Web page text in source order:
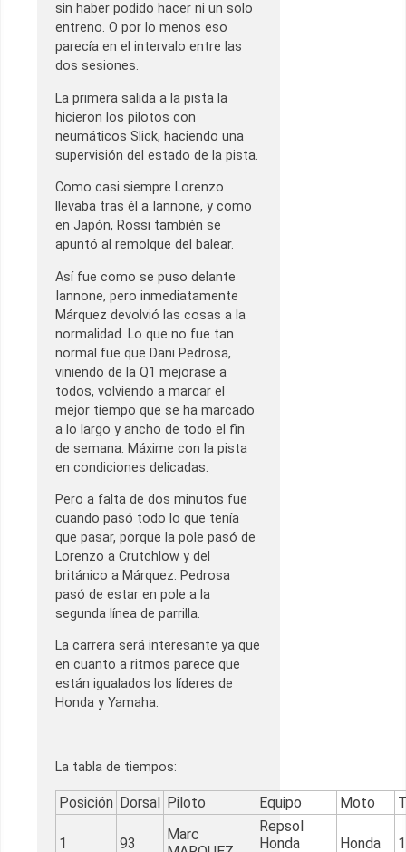
sin haber podido hacer ni un solo
entreno. O por lo menos eso
parecía en el intervalo entre las
dos sesiones.
La primera salida a la pista la
hicieron los pilotos con
neumáticos Slick, haciendo una
supervisión del estado de la pista.
Como casi siempre Lorenzo
llevaba tras él a Iannone, y como
en Japón, Rossi también se
apuntó al remolque del balear.
Así fue como se puso delante
Iannone, pero inmediatamente
Márquez devolvió las cosas a la
normalidad. Lo que no fue tan
normal fue que Dani Pedrosa,
viniendo de la Q1 mejorase a
todos, volviendo a marcar el
mejor tiempo que se ha marcado
a lo largo y ancho de todo el fin
de semana. Máxime con la pista
en condiciones delicadas.
Pero a falta de dos minutos fue
cuando pasó todo lo que tenía
que pasar, porque la pole pasó de
Lorenzo a Crutchlow y del
británico a Márquez. Pedrosa
pasó de estar en pole a la
segunda línea de parrilla.
La carrera será interesante ya que
en cuanto a ritmos parece que
están igualados los líderes de
Honda y Yamaha.
La tabla de tiempos:
Posición Dorsal Piloto Equipo Moto
1 93
Marc
Repsol
Honda
Honda